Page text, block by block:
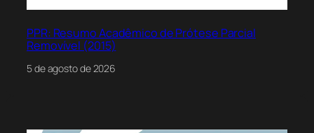
PPR: Resumo Acadêmico de Prótese Parcial
Removível (2015)
5 de agosto de 2026